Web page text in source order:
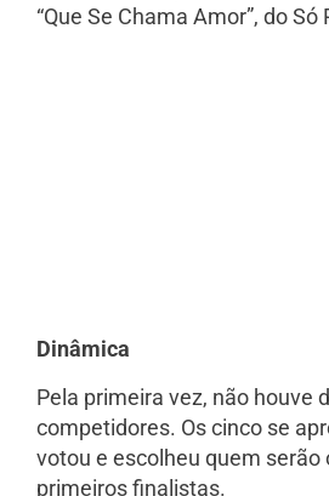
“Que Se Chama Amor”, do Só
Dinâmica
Pela primeira vez, não houve
competidores. Os cinco se
votou e escolheu quem serão
primeiros finalistas.